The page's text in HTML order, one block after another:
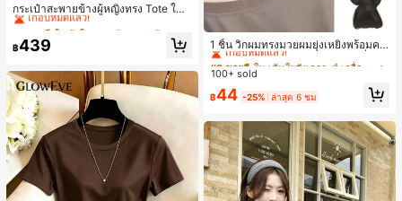
กระเป๋าสะพายข้างผู้หญิงทรง Tote ใบเ
ล็ก สไตล์วินเทจ ผิวด้าน คอลเลกชันให
ม่ฤดูร้อน 2026 สำหรับเดินทางไปทำงา
น แมตช์ง่าย
เกือบหมดแล้ว!
#1 ขายดี
เกือบหมดแล้ว!
#1 ขายดี
เกือบหมดแล้ว!
#1 ขายดี
เกือบหมดแล้ว!
฿439
1 ชิ้น วิกผมทรงมวยผมยุ่งเหยิงพร้อมคลิ
ปหนีบผม, คลิปหนีบผมสังเคราะห์ที่ได้รั
บการอัปเกรดแฟชั่น, วิกผมเส้นใยทนคว
ช้งานง่ายโดยไม่ต้องใช้เครื่องมือ, เหมา
สมบูรณ์แบบสำหรับผู้หญิง คลิปหนีบผม
คลิปหนีบผมสบายๆ แฟชั่นผม คลิปหนีบ
ผมหรูหรา ฤดูร้อน ชายหาด วันหยุด
#3 ขายดี
ใน เส้นใยสังเคราะห์ เครื่องประดับผมผู้หญิง
เกือบหมดแล้ว!
#3 ขายดี
เกือบหมดแล้ว!
#3 ขายดี
เกือบหมดแล้ว!
#3 ขายดี
ใน เส้นใยสังเคราะห์ เครื่องประดับผมผู้หญิง
เกือบหมดแล้ว!
100+ sold
฿44 -25% ล่าสุด 6 ชม